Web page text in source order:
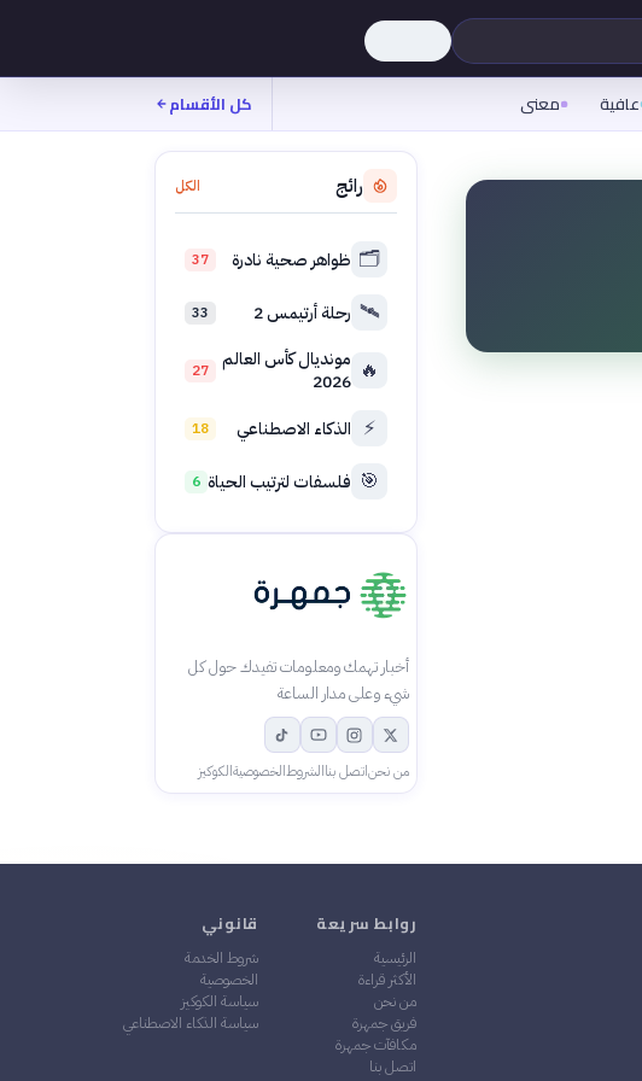
عافية معنى كل الأقسام
رائج الكل
🗂️ ظواهر صحية نادرة 37
🛰️ رحلة أرتيمس 2 33
🔥 مونديال كأس العالم
2026
27
⚡ الذكاء الاصطناعي 18
🎯 فلسفات لترتيب الحياة 6
أخبار تهمك ومعلومات تفيدك حول كل
شيء وعلى مدار الساعة
من نحناتصل بناالشروطالخصوصيةالكوكيز
روابط سريعة
الرئيسية
الأكثر قراءة
من نحن
فريق جمهرة
مكافآت جمهرة
اتصل بنا
قانوني
شروط الخدمة
الخصوصية
سياسة الكوكيز
سياسة الذكاء الاصطناعي